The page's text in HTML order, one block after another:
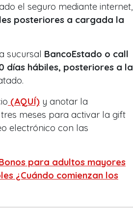
el seguro mediante internet,
posteriores a cargada la
sucursal BancoEstado o call
días hábiles, posteriores a la
(AQUÍ) y anotar la
meses para activar la gift
electrónico con las
para adultos mayores
¿Cuándo comienzan los